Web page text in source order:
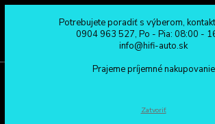
0904 963 527
Po - Pia: 08:00 - 16:00
Potrebujete poradiť s výberom,
0904 963 527, Po - Pia: 08:00 -
info@hifi-auto.sk
Prajeme príjemné nakupovanie
Zatvoriť